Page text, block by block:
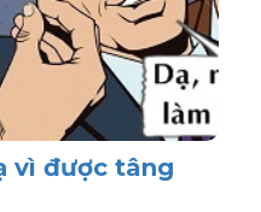
vì được tâng